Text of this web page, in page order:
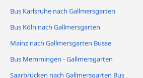
Bus Karlsruhe nach Gallmersgarten
Bus Köln nach Gallmersgarten
Mainz nach Gallmersgarten Busse
Bus Memmingen - Gallmersgarten
Saarbrücken nach Gallmersgarten Bus